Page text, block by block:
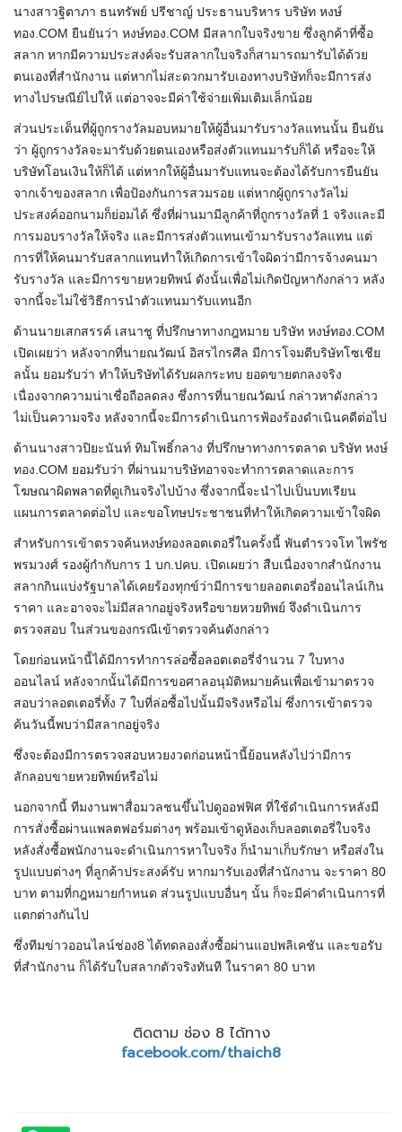
นางสาวฐิตาภา ธนทรัพย์ ปรีชาญ์ ประธานบริหาร บริษัท หงษ์
ทอง.COM ยืนยันว่า หงษ์ทอง.COM มีสลากใบจริงขาย ซึ่งลูกค้าที่ซื้อ
สลาก หากมีความประสงค์จะรับสลากใบจริงก็สามารถมารับได้ด้วย
ตนเองที่สำนักงาน แต่หากไม่สะดวกมารับเองทางบริษัทก็จะมีการส่ง
ทางไปรษณีย์ไปให้ แต่อาจจะมีค่าใช้จ่ายเพิ่มเติมเล็กน้อย
ส่วนประเด็นที่ผู้ถูกรางวัลมอบหมายให้ผู้อื่นมารับรางวัลแทนนั้น ยืนยัน
ว่า ผู้ถูกรางวัลจะมารับด้วยตนเองหรือส่งตัวแทนมารับก็ได้ หรือจะให้
บริษัทโอนเงินให้ก็ได้ แต่หากให้ผู้อื่นมารับแทนจะต้องได้รับการยืนยัน
จากเจ้าของสลาก เพื่อป้องกันการสวมรอย แต่หากผู้ถูกรางวัลไม่
ประสงค์ออกนามก็ย่อมได้ ซึ่งที่ผ่านมามีลูกค้าที่ถูกรางวัลที่ 1 จริงและมี
การมอบรางวัลให้จริง และมีการส่งตัวแทนเข้ามารับรางวัลแทน แต่
การที่ให้คนมารับสลากแทนทำให้เกิดการเข้าใจผิดว่ามีการจ้างคนมา
รับรางวัล และมีการขายหวยทิพน์ ดังนั้นเพื่อไม่เกิดปัญหากังกล่าว หลัง
จากนี้จะไม่ใช้วิธีการนำตัวแทนมารับแทนอีก
ด้านนายเสกสรรค์ เสนาชู ที่ปรึกษาทางกฎหมาย บริษัท หงษ์ทอง.COM
เปิดเผยว่า หลังจากที่นายณวัฒน์ อิสรไกรศีล มีการโจมตีบริษัทโซเชีย
ลนั้น ยอมรับว่า ทำให้บริษัทได้รับผลกระทบ ยอดขายตกลงจริง
เนื่องจากความน่าเชื่อถือลดลง ซึ่งการที่นายณวัฒน์ กล่าวหาดังกล่าว
ไม่เป็นความจริง หลังจากนี้จะมีการดำเนินการฟ้องร้องดำเนินคดีต่อไป
ด้านนางสาวปิยะนันท์ ทิมโพธิ์กลาง ที่ปรึกษาทางการตลาด บริษัท หงษ์
ทอง.COM ยอมรับว่า ที่ผ่านมาบริษัทอาจจะทำการตลาดและการ
โฆษณาผิดพลาดที่ดูเกินจริงไปบ้าง ซึ่งจากนี้จะนำไปเป็นบทเรียน
แผนการตลาดต่อไป และขอโทษประชาชนที่ทำให้เกิดความเข้าใจผิด
สำหรับการเข้าตรวจค้นหงษ์ทองลอตเตอรี่ในครั้งนี้ พันตำรวจโท ไพรัช
พรมวงศ์ รองผู้กำกับการ 1 บก.ปคบ. เปิดเผยว่า สืบเนื่องจากสำนักงาน
สลากกินแบ่งรัฐบาลได้เคยร้องทุกข์ว่ามีการขายลอตเตอรี่ออนไลน์เกิน
ราคา และอาจจะไม่มีสลากอยู่จริงหรือขายหวยทิพย์ จึงดำเนินการ
ตรวจสอบ ในส่วนของกรณีเข้าตรวจค้นดังกล่าว
โดยก่อนหน้านี้ได้มีการทำการล่อซื้อลอตเตอรี่จำนวน 7 ใบทาง
ออนไลน์ หลังจากนั้นได้มีการขอศาลอนุมัติหมายค้นเพื่อเข้ามาตรวจ
สอบว่าลอตเตอรี่ทั้ง 7 ใบที่ล่อซื้อไปนั้นมีจริงหรือไม่ ซึ่งการเข้าตรวจ
ค้นวันนี้พบว่ามีสลากอยู่จริง
ซึ่งจะต้องมีการตรวจสอบหวยงวดก่อนหน้านี้ย้อนหลังไปว่ามีการ
ลักลอบขายหวยทิพย์หรือไม่
นอกจากนี้ ทีมงานพาสื่อมวลชนขึ้นไปดูออฟฟิศ ที่ใช้ดำเนินการหลังมี
การสั่งซื้อผ่านแพลตฟอร์มต่างๆ พร้อมเข้าดูห้องเก็บลอตเตอรี่ใบจริง
หลังสั่งซื้อพนักงานจะดำเนินการหาใบจริง ก็นำมาเก็บรักษา หรือส่งใน
รูปแบบต่างๆ ที่ลูกค้าประสงค์รับ หากมารับเองที่สำนักงาน จะราคา 80
บาท ตามที่กฎหมายกำหนด ส่วนรูปแบบอื่นๆ นั้น ก็จะมีค่าดำเนินการที่
แตกต่างกันไป
ซึ่งทีมข่าวออนไลน์ช่อง8 ได้ทดลองสั่งซื้อผ่านแอปพลิเคชัน และขอรับ
ที่สำนักงาน ก็ได้รับใบสลากตัวจริงทันที ในราคา 80 บาท
ติดตาม ช่อง 8 ได้ทาง
facebook.com/thaich8